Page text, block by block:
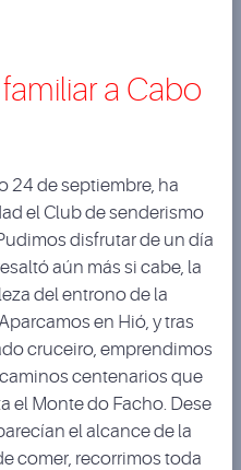
a Cabo
24 de septiembre, ha
el Club de senderismo
disfrutar de un día
aún más si cabe, la
del entrono de la
en Hió, y tras
cruceiro, emprendimos
centenarios que
el Monte do Facho. Dese
el alcance de la
comer, recorrimos toda